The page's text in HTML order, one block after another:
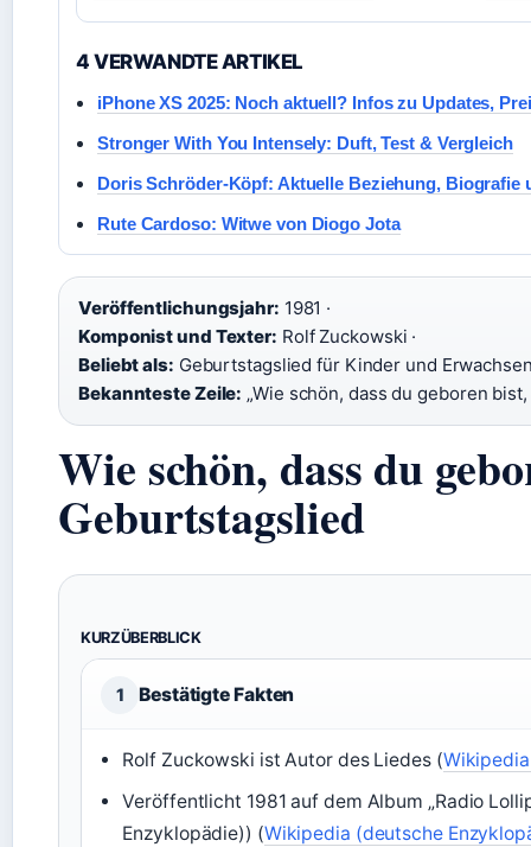
4 VERWANDTE ARTIKEL
iPhone XS 2025: Noch aktuell? Infos zu Updates,
Stronger With You Intensely: Duft, Test & Vergleich
Doris Schröder-Köpf: Aktuelle Beziehung, Biografie
Rute Cardoso: Witwe von Diogo Jota
Veröffentlichungsjahr: 1981 ·
Komponist und Texter: Rolf Zuckowski ·
Beliebt als: Geburtstagslied für Kinder und
Bekannteste Zeile: „Wie schön, dass du geboren
Wie schön, dass du
Geburtstagslied
KURZÜBERBLICK
1 Bestätigte Fakten
Rolf Zuckowski ist Autor des Liedes (
Veröffentlicht 1981 auf dem Album „Radio
Enzyklopädie)) (Wikipedia (deutsche